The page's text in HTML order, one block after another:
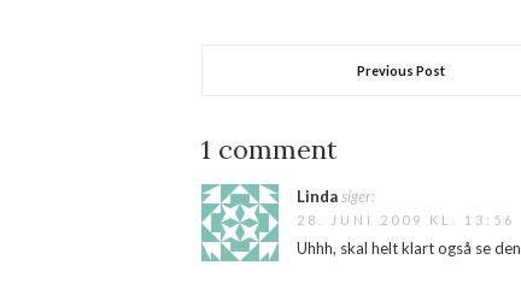
Previous Post
1 comment
Lindasiger:
28. JUNI 2009 KL. 13:56
Uhhh, skal helt klart også se den